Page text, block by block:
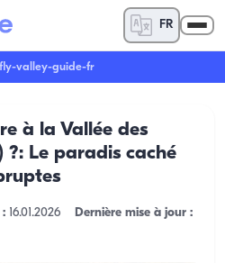
FR
valley-guide-fr
à la Vallée des
?: Le paradis caché
: 16.01.2026
Dernière mise à jour :